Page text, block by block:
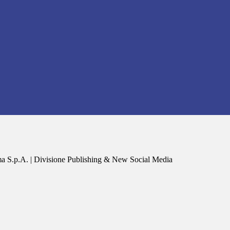
S.p.A. | Divisione Publishing & New Social Media